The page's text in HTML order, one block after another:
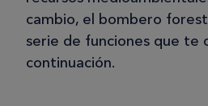
cambio, el bombero
serie de funciones que te
continuación.